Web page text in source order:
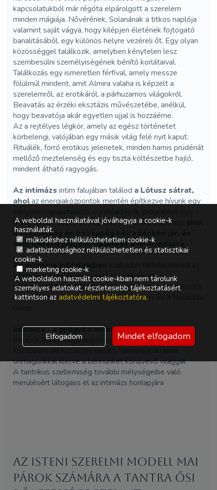
kapcsolatukból már régóta elpárolgott a szerelem
minden mágiája. Nővérének, Solanának a titkos naplója
valamint saját vágya, hogy kilépjen életének fojtogató
banalitásából, egy különös helyre vezéreli őt. Egy olyan
közösséggel találkozik, amelyben kénytelen lesz
szembesülni személyiségének bénító korlátaival.
Találkozás egy ismeretlen férfival, amely messze
fölülmúl mindent, amit Almira valaha is képzelt a
szerelemről, az erotikáról, a párhuzamos világokról.
Beavatás az érzéki eksztázis művészetébe, anélkül,
hogy beavatója akár egyetlen ujjal is hozzáérne.
Az a rejtélyes légkör, amely az egész történetet
körbelengi, valójában egy másik világ felé nyit kaput:
Rituálék, forró erotikus jelenetek, minden hamis prüdériát
mellőző meztelenség és egy tiszta költészetbe hajló,
mindent átható ragyogás.
Az intimázs intim falujában találod a Lótusz sátrat,
aholaz energiaközpontok mentén építkezve hívunk egy
érzéki, biztonságos és inspiráló teret alkotnak meg,
a tudatosság és a szépség kéz a kézben jár, és
ahol minden pillanat meghívás a finomodásra.
Az intimázs intimfaluban
intimitás mélyebb dimenzióit előadásokon,
workshopokon, a művészeten és mozgásokon keresztül.
Helyszíneink a Lótusz sátor,az Art Garden, és a Naturista
intimázs - a gyógyító intimitás,
Hiszünk abban, hogy a gyógyulás nem más, mint saját
önmagunkkal illetve a bennünket körülvevő világgal.
A tantrikus szellemiség további mélységeibe való
merülésért látogass el az intimázs honlapjára
Az Isteni szerelmi modell mai
párok számára a Tantra ősi
A weboldal használatával jóváhagyja a cookie-k
használatát.
működéshez nélkülözhetetlen cookie-k
adatbiztonsághoz nélkülözhetetlen és statisztikai
cookie-k
marketing cookie-k
A weboldalon használt cookie-kban nem tárolunk
személyes adatokat, részletesebb tájékoztatásért
kattintson az adatvédelmi tájékoztatóra.
Elfogadom Mindet elfogadom